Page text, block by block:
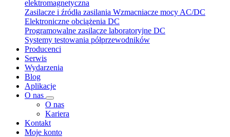
elektromagnetyczna
Zasilacze i źródła zasilania Wzmacniacze mocy AC/DC
Elektroniczne obciążenia DC
Programowalne zasilacze laboratoryjne DC
Systemy testowania półprzewodników
Producenci
Serwis
Wydarzenia
Blog
Aplikacje
O nas
O nas
Kariera
Kontakt
Moje konto